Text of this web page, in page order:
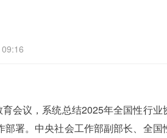
会议，系统总结2025年全国性行业
署。中央社会工作部副部长、全国